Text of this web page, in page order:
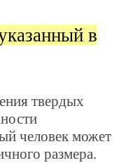
в
твердых
человек может
размера.